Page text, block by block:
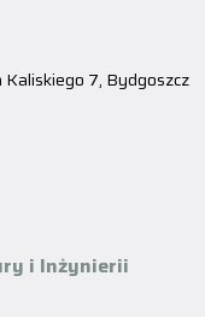
7, Bydgoszcz
i Inżynierii